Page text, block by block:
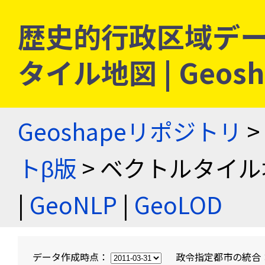
歴史的行政区域デ
タイル地図 |
Geoshapeリポジトリ >
トβ版 > ベクトルタイ
| GeoNLP | GeoLOD
データ作成時点： 政令指定都市の統